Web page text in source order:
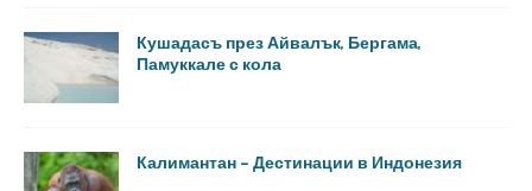
Кушадасъ през Айвалък, Бергама,
Памуккале с кола
Калимантан – Дестинации в Индонезия